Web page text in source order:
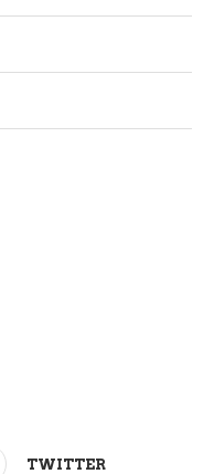
TWITTER